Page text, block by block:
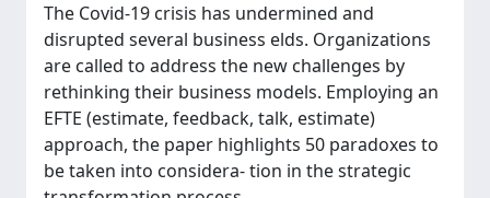
The Covid-19 crisis has undermined and
disrupted several business elds. Organizations
are called to address the new challenges by
rethinking their business models. Employing an
EFTE (estimate, feedback, talk, estimate)
approach, the paper highlights 50 paradoxes to
be taken into considera- tion in the strategic